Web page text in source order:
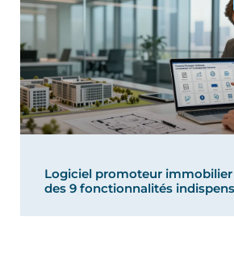
Logiciel promoteur immobilier
des 9 fonctionnalités